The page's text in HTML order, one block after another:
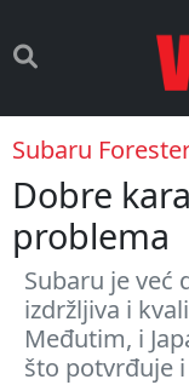
Subaru
Dobre
problema
Subaru je već
izdržljiva i
Međutim, i
što potvrđuje